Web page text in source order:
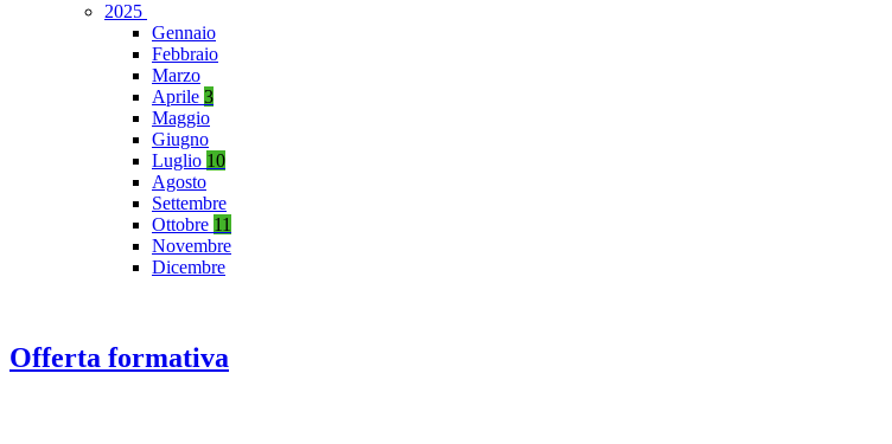
2025
Gennaio
Febbraio
Marzo
Aprile 3
Maggio
Giugno
Luglio 10
Agosto
Settembre
Ottobre 11
Novembre
Dicembre
Offerta formativa